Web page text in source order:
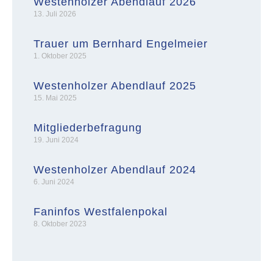
13. Juli 2026
Trauer um Bernhard Engelmeier
1. Oktober 2025
Westenholzer Abendlauf 2025
15. Mai 2025
Mitgliederbefragung
19. Juni 2024
Westenholzer Abendlauf 2024
6. Juni 2024
Faninfos Westfalenpokal
8. Oktober 2023